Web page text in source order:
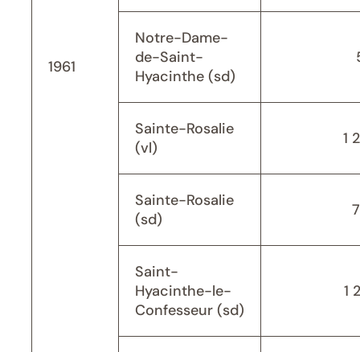
1961
Notre-Dame-
de-Saint-
Hyacinthe (sd)
Sainte-Rosalie
(vl)
1
Sainte-Rosalie
(sd)
Saint-
Hyacinthe-le-
Confesseur (sd)
1